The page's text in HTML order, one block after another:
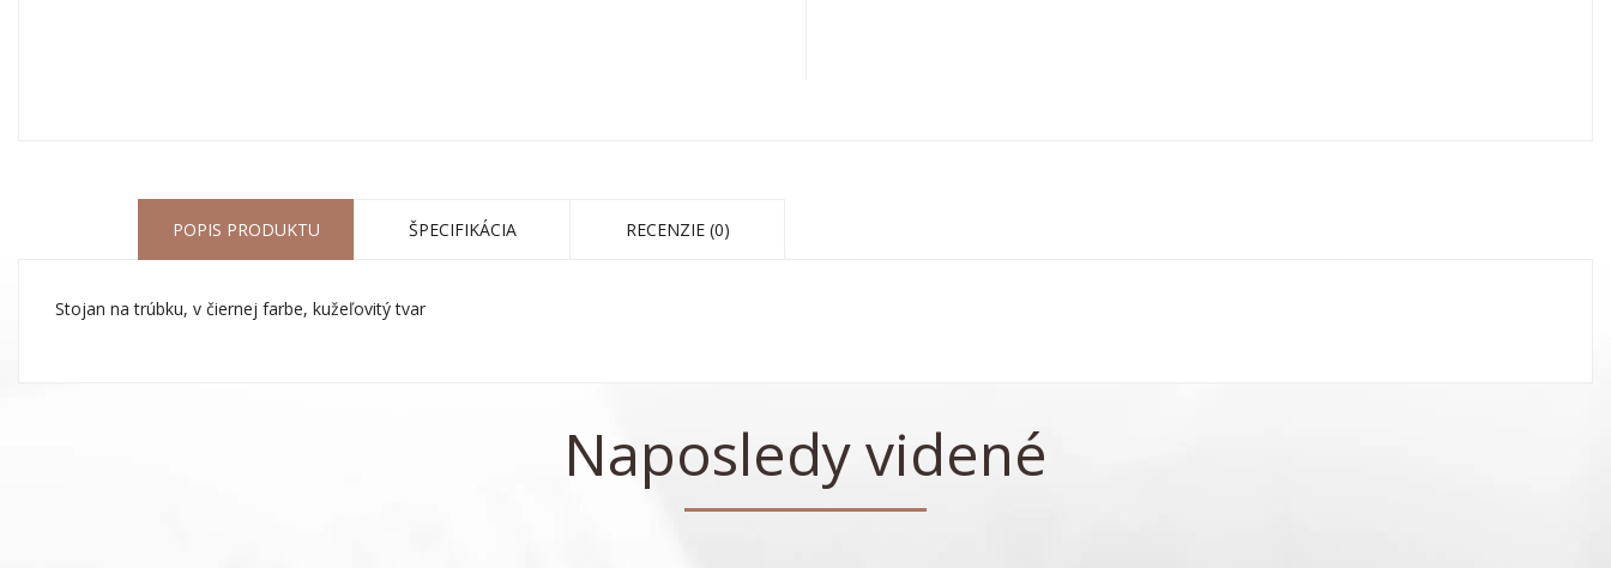
POPIS PRODUKTU ŠPECIFIKÁCIA RECENZIE (0)
Stojan na trúbku, v čiernej farbe, kužeľovitý tvar
Naposledy videné